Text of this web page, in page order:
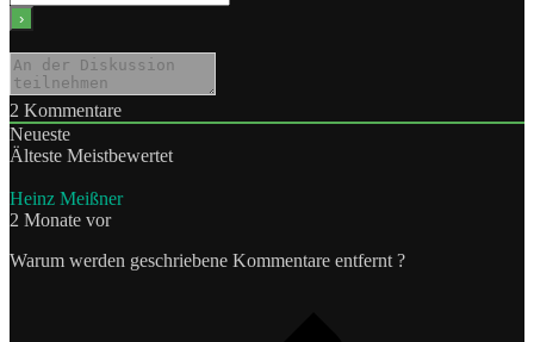
2 Kommentare
Neueste
Älteste Meistbewertet
Heinz Meißner
2 Monate vor
Warum werden geschriebene Kommentare entfernt ?